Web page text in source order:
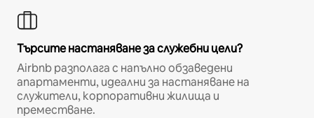
Търсите настаняване за служебни цели?
Airbnb разполага с напълно обзаведени
апартаменти, идеални за настаняване на
служители, корпоративни жилища и
преместване.